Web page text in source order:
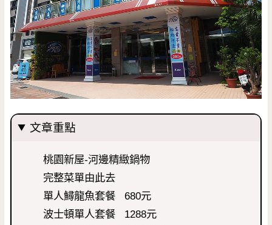
文章重點
桃園新屋-河邊精緻鍋物
完整菜單由此去
單人鱘龍魚套餐 680元
波士頓單人套餐 1288元